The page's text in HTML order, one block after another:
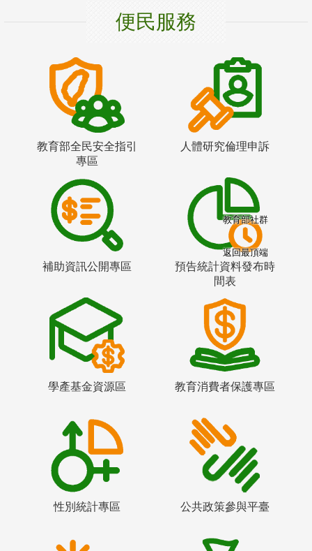
便民服務
教育部全民安全指引
專區
人體研究倫理申訴
補助資訊公開專區
預告統計資料發布時
間表
學產基金資源區 教育消費者保護專區
性別統計專區 公共政策參與平臺
教育部社群
返回最頂端